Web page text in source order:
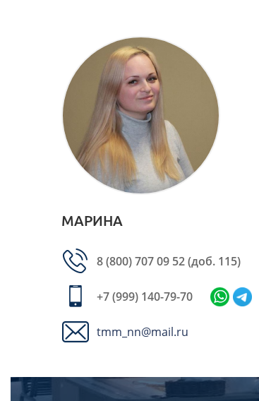
МАРИНА
8 (800) 707 09 52(доб. 115)
+7 (999) 140-79-70
tmm_nn@mail.ru